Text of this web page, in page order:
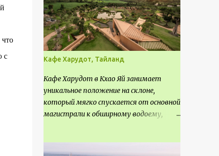
с
статье.
Кафе Харудот, Тайланд
Кафе Харудот в Кхао Яй занимает
уникальное положение на склоне,
который мягко спускается от основной
магистрали к обширному водоему,